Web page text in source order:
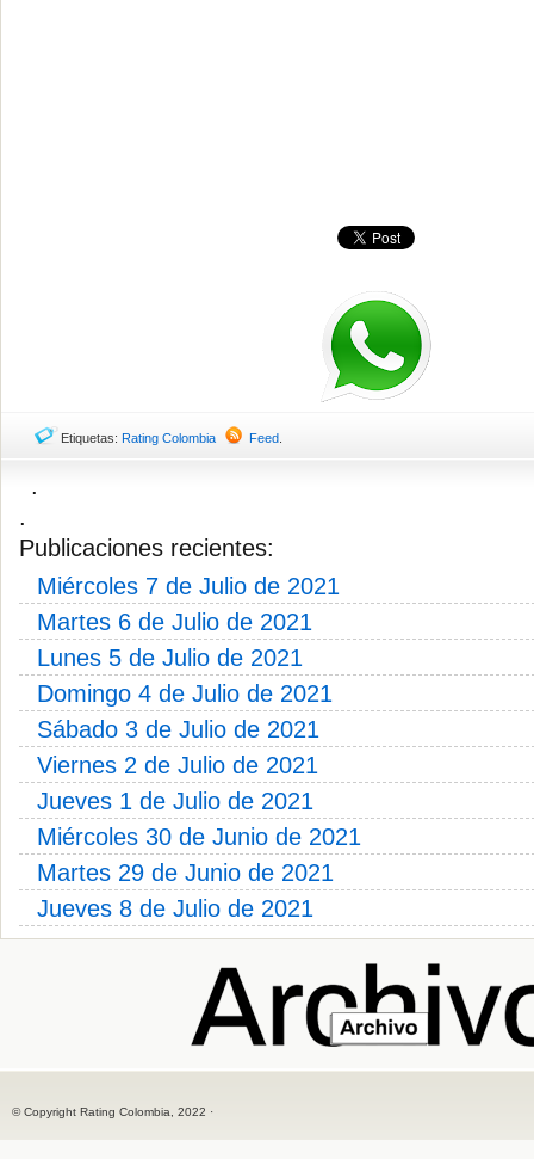
Etiquetas: Rating Colombia Feed
.
.
Publicaciones recientes:
Miércoles 7 de Julio de 2021
Martes 6 de Julio de 2021
Lunes 5 de Julio de 2021
Domingo 4 de Julio de 2021
Sábado 3 de Julio de 2021
Viernes 2 de Julio de 2021
Jueves 1 de Julio de 2021
Miércoles 30 de Junio de 2021
Martes 29 de Junio de 2021
Jueves 8 de Julio de 2021
© Copyright Rating Colombia, 2022 ·